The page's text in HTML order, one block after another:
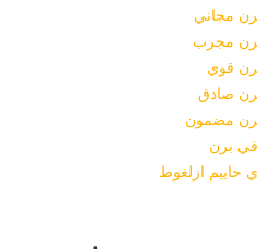
مجاني
مجرب
قوي
صادق
مضمون
برن
حاييم ازلغوط